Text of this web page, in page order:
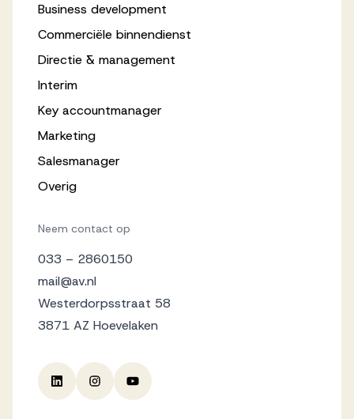
Business development
Commerciële binnendienst
Directie & management
Interim
Key accountmanager
Marketing
Salesmanager
Overig
Neem contact op
033 – 2860150
mail@av.nl
Westerdorpsstraat 58
3871 AZ Hoevelaken